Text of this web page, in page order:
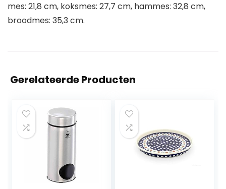
mes: 21,8 cm, koksmes: 27,7 cm, hammes: 32,8 cm,
broodmes: 35,3 cm.
Gerelateerde Producten